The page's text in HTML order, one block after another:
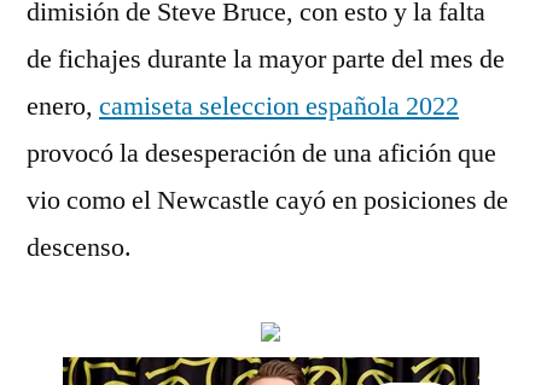
dimisión de Steve Bruce, con esto y la falta
de fichajes durante la mayor parte del mes de
enero, camiseta seleccion española 2022
provocó la desesperación de una afición que
vio como el Newcastle cayó en posiciones de
descenso.